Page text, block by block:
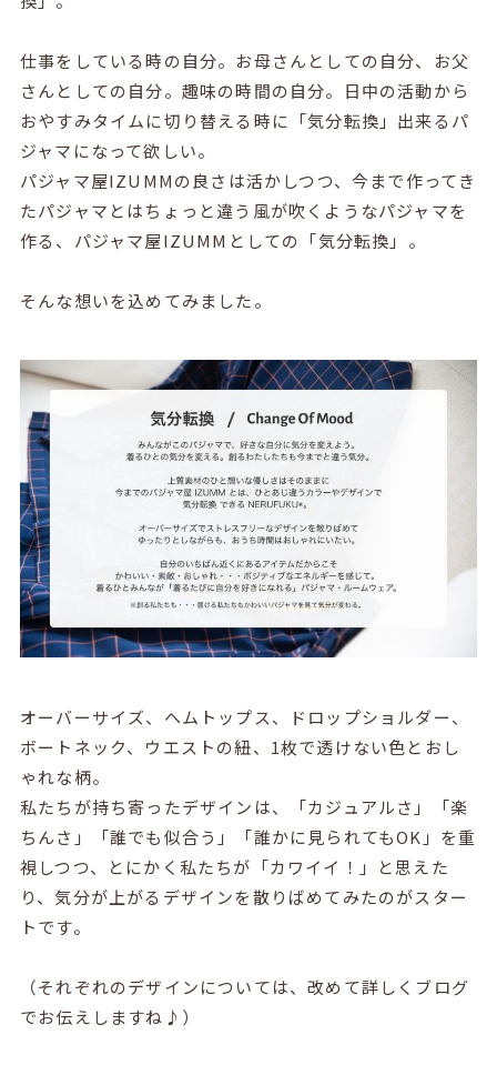
仕事をしている時の自分。お母さんとしての自分、お父
さんとしての自分。趣味の時間の自分。日中の活動から
おやすみタイムに切り替える時に「気分転換」出来るパ
ジャマになって欲しい。
パジャマ屋IZUMMの良さは活かしつつ、今まで作ってき
たパジャマとはちょっと違う風が吹くようなパジャマを
作る、パジャマ屋IZUMMとしての「気分転換」。
そんな想いを込めてみました。
オーバーサイズ、ヘムトップス、ドロップショルダー、
ボートネック、ウエストの紐、1枚で透けない色とおし
ゃれな柄。
私たちが持ち寄ったデザインは、「カジュアルさ」「楽
ちんさ」「誰でも似合う」「誰かに見られてもOK」を重
視しつつ、とにかく私たちが「カワイイ！」と思えた
り、気分が上がるデザインを散りばめてみたのがスター
トです。
（それぞれのデザインについては、改めて詳しくブログ
でお伝えしますね♪）